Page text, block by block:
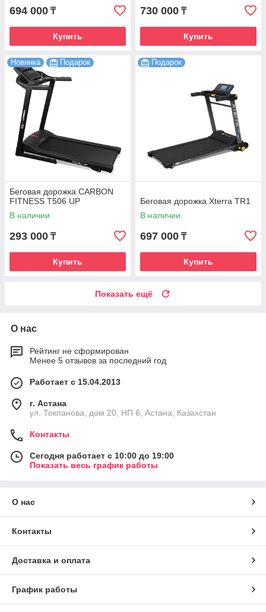
694 000 ₸
Купить
730 000 ₸
Купить
Новинка Подарок
Беговая дорожка CARBON
FITNESS T506 UP
В наличии
293 000 ₸
Купить
Подарок
Беговая дорожка Xterra TR1
В наличии
697 000 ₸
Купить
Показать ещё
О нас
Рейтинг не сформирован
Менее 5 отзывов за последний год
Работает с 15.04.2013
г. Астана
ул. Токпанова, дом 20, НП 6, Астана, Казахстан
Контакты
Сегодня работает с 10:00 до 19:00
Показать весь график работы
О нас
Контакты
Доставка и оплата
График работы